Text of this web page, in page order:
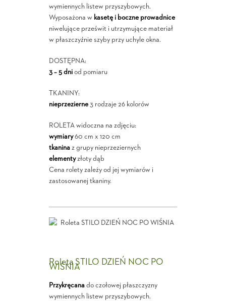
wymiennych listew przyszybowych.
Wyposażona w kasetę i boczne prowadnice
niwelujące prześwit i utrzymujące materiał
w płaszczyźnie szyby przy uchyle okna.
DOSTĘPNA:
3 – 5 dniod pomiaru
TKANINY:
nieprzezierne3 rodzaje 26 kolorów
ROLETA widoczna na zdjęciu:
wymiary60 cm x 120 cm
tkaninaz grupy nieprzeziernych
elementyzłoty dąb
Cena rolety zależy od jej wymiarów i
zastosowanej tkaniny.
Roleta STILO DZIEŃ NOC PO
WIŚNIA
Przykręcanado czołowej płaszczyzny
wymiennych listew przyszybowych.